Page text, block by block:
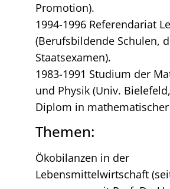
Promotion).
1994-1996 Referendariat
(Berufsbildende Schulen,
Staatsexamen).
1983-1991 Studium der
und Physik (Univ.
Diplom in mathematischer
Themen:
Ökobilanzen in der
Lebensmittelwirtschaft